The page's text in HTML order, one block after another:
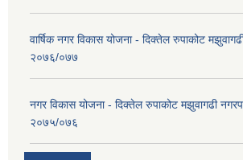
वार्षिक नगर विकास योजना - दिक्तेल रुपाकोट
२०७६/०७७
नगर विकास योजना - दिक्तेल रुपाकोट मझुवागढी
२०७५/०७६